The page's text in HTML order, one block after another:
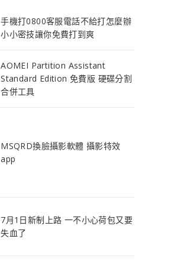
手機打0800客服電話不給打怎麼辦
小小密技讓你免費打到爽
AOMEI Partition Assistant
Standard Edition 免費版 硬碟分割
合併工具
MSQRD換臉攝影軟體 攝影特效
app
7月1日新制上路 一不小心荷包又要
失血了